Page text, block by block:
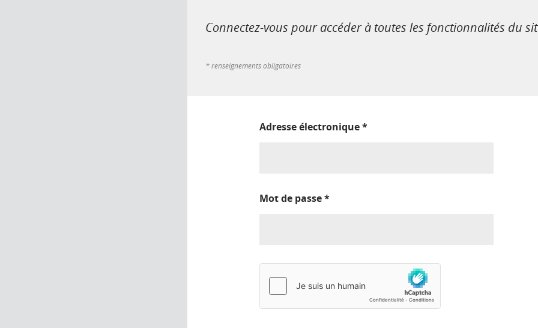
Connectez-vous pour accéder à toutes les fonctionnalités du
* renseignements obligatoires
Adresse électronique*
Mot de passe*